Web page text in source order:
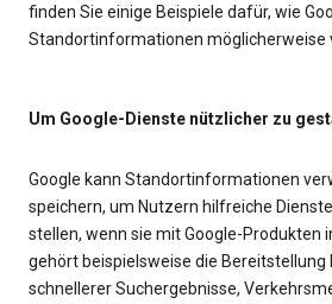
finden Sie einige Beispiele dafür, wie
Standortinformationen möglicherweise
Um Google-Dienste nützlicher zu
Google kann Standortinformationen
speichern, um Nutzern hilfreiche
stellen, wenn sie mit Google-Produkten
gehört beispielsweise die Bereitstellung
schnellerer Suchergebnisse,